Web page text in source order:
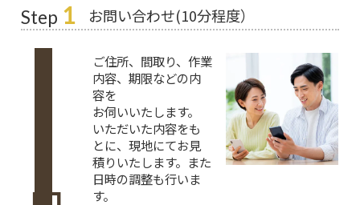
Step 1 お問い合わせ(10分程度）
ご住所、間取り、作業
内容、期限などの内
容を
お伺いいたします。
いただいた内容をも
とに、現地にてお見
積りいたします。また
日時の調整も行いま
す。